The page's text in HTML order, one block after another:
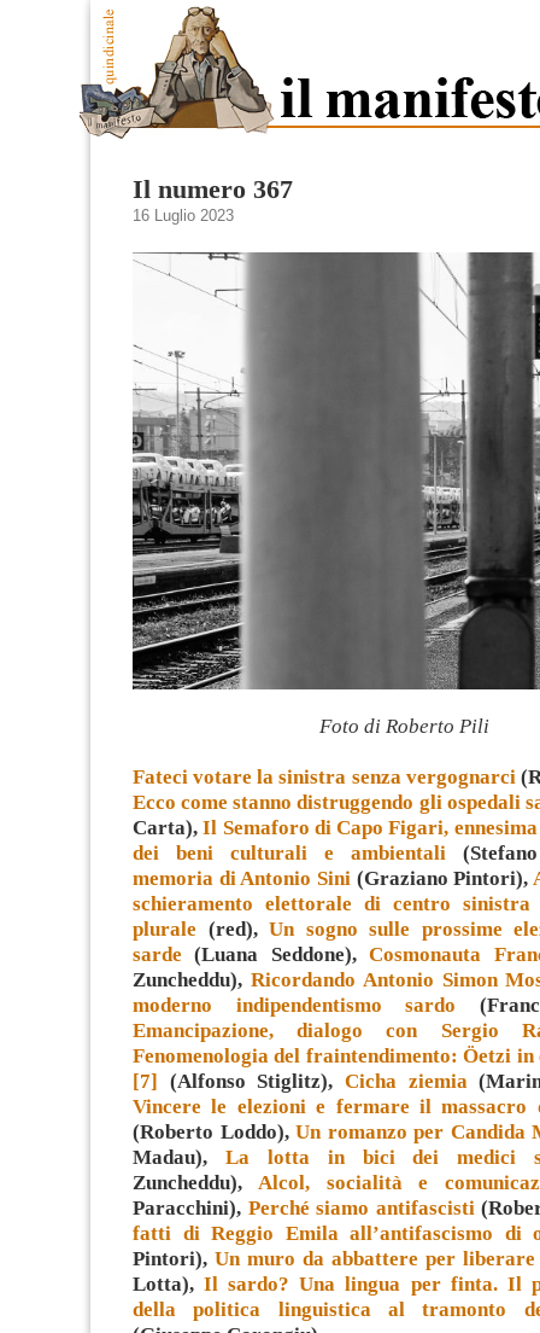
Il numero 367
16 Luglio 2023
Foto di Roberto Pili
Fateci votare la sinistra senza vergognarci
Ecco come stanno distruggendo gli ospedali
Carta),Il Semaforo di Capo Figari,
dei beni culturali e ambientali
memoria di Antonio Sini (Graziano Pintori),
schieramento elettorale di centro
plurale (red),Un sogno sulle prossime
sarde (Luana Seddone),Cosmonauta
Zuncheddu), Ricordando Antonio Simon
moderno indipendentismo sardo
Emancipazione, dialogo con Sergio
Fenomenologia del fraintendimento: Öetzi
[7] (Alfonso Stiglitz), Cicha ziemia
Vincere le elezioni e fermare il massacro
(Roberto Loddo),Un romanzo per Candida
Madau), La lotta in bici dei medici
Zuncheddu), Alcol, socialità e
Paracchini), Perché siamo antifascisti
fatti di Reggio Emila all’antifascismo di
Pintori), Un muro da abbattere per
Lotta),Il sardo? Una lingua per finta. Il
della politica linguistica al tramonto